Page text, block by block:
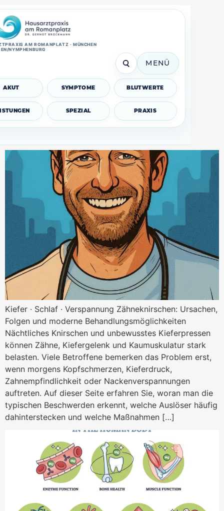
AM ROMANPLATZ · MÜNCHEN
NYMPHENBURG
AKUT SYMPTOME BLUTWERTE
SPEZIAL PRAXIS
MENÜ
Zähneknirschen
Kiefer · Schlaf · Verspannung Zähneknirschen: Ursachen,
Folgen und moderne Behandlungsmöglichkeiten
Nächtliches Knirschen und unbewusstes Kieferpressen
können Zähne, Kiefergelenk und Kaumuskulatur stark
belasten. Viele Betroffene bemerken das Problem erst,
wenn morgens Kopfschmerzen, Kieferdruck,
Zahnempfindlichkeit oder Nackenverspannungen
auftreten. Auf dieser Seite erfahren Sie, woran man die
typischen Beschwerden erkennt, welche Auslöser häufig
dahinterstecken und welche Maßnahmen […]
Magnesium bei Krämpfen?